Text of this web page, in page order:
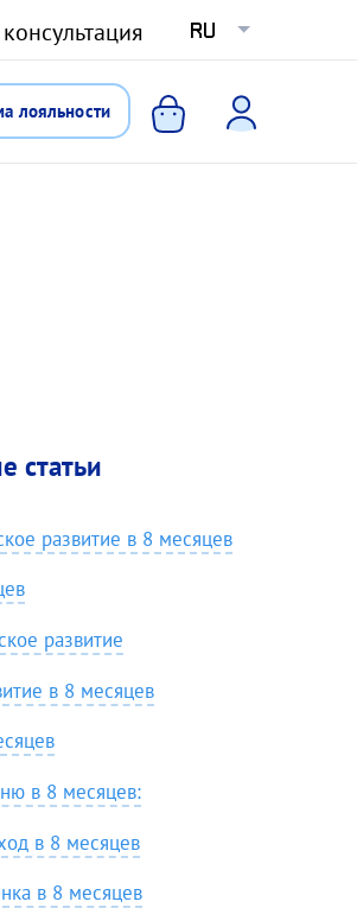
RU
лояльности
статьи
развитие в 8 месяцев
развитие
в 8 месяцев
в 8 месяцев:
в 8 месяцев
в 8 месяцев